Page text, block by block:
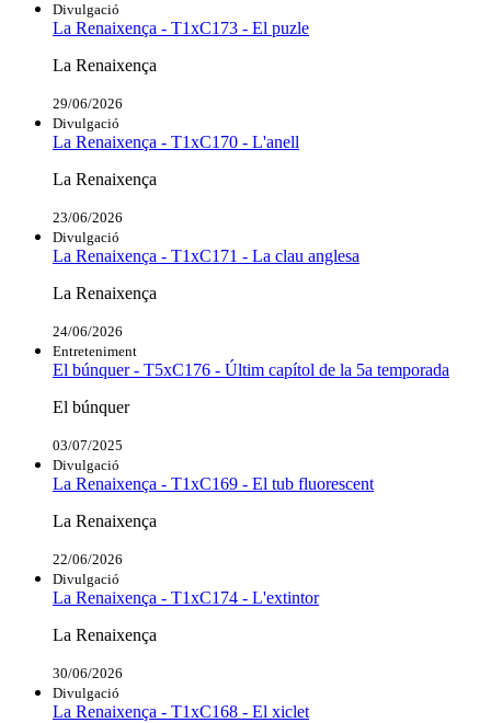
Divulgació
La Renaixença - T1xC173 - El puzle
La Renaixença
29/06/2026
Divulgació
La Renaixença - T1xC170 - L'anell
La Renaixença
23/06/2026
Divulgació
La Renaixença - T1xC171 - La clau anglesa
La Renaixença
24/06/2026
Entreteniment
El búnquer - T5xC176 - Últim capítol de la 5a temporada
El búnquer
03/07/2025
Divulgació
La Renaixença - T1xC169 - El tub fluorescent
La Renaixença
22/06/2026
Divulgació
La Renaixença - T1xC174 - L'extintor
La Renaixença
30/06/2026
Divulgació
La Renaixença - T1xC168 - El xiclet